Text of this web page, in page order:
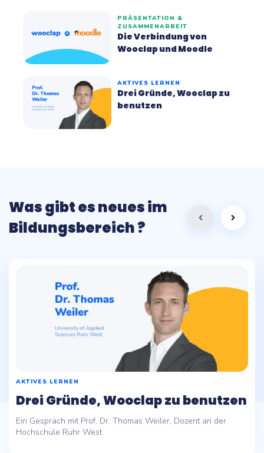
PRÄSENTATION &
ZUSAMMENARBEIT
Die Verbindung von
Wooclap und Moodle
AKTIVES LERNEN
Drei Gründe, Wooclap zu
benutzen
Was gibt es neues im
Bildungsbereich ?
AKTIVES LERNEN
Drei Gründe, Wooclap zu benutzen
Ein Gespräch mit Prof. Dr. Thomas Weiler, Dozent an der
Hochschule Ruhr West.